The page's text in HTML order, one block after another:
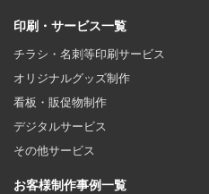
印刷・サービス一覧
チラシ・名刺等印刷サービス
オリジナルグッズ制作
看板・販促物制作
デジタルサービス
その他サービス
お客様制作事例一覧